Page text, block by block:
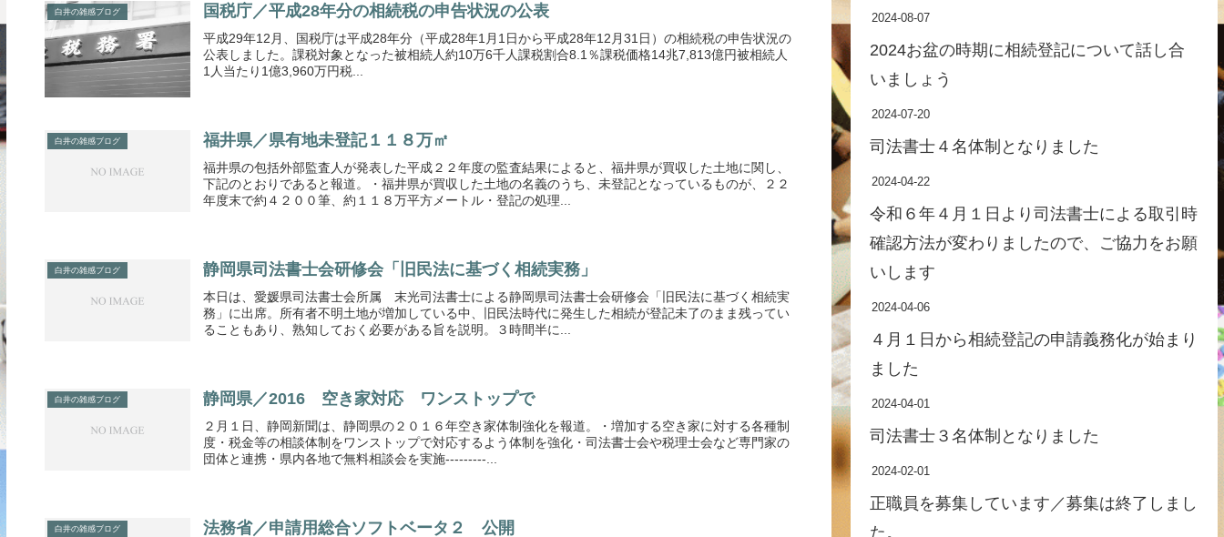
白井の雑感ブログ 国税庁／平成28年分の相続税の申告状況の公表
平成29年12月、国税庁は平成28年分（平成28年1月1日から平成28年12月31日）の相続税の申告状況の
公表しました。課税対象となった被相続人約10万6千人課税割合8.1％課税価格14兆7,813億円被相続人
1人当たり1億3,960万円税...
白井の雑感ブログ 福井県／県有地未登記１１８万㎡
福井県の包括外部監査人が発表した平成２２年度の監査結果によると、福井県が買収した土地に関し、
下記のとおりであると報道。・福井県が買収した土地の名義のうち、未登記となっているものが、２２
年度末で約４２００筆、約１１８万平方メートル・登記の処理...
白井の雑感ブログ 静岡県司法書士会研修会「旧民法に基づく相続実務」
本日は、愛媛県司法書士会所属 末光司法書士による静岡県司法書士会研修会「旧民法に基づく相続実
務」に出席。所有者不明土地が増加している中、旧民法時代に発生した相続が登記未了のまま残ってい
ることもあり、熟知しておく必要がある旨を説明。３時間半に...
白井の雑感ブログ 静岡県／2016 空き家対応 ワンストップで
２月１日、静岡新聞は、静岡県の２０１６年空き家体制強化を報道。・増加する空き家に対する各種制
度・税金等の相談体制をワンストップで対応するよう体制を強化・司法書士会や税理士会など専門家の
団体と連携・県内各地で無料相談会を実施---------...
白井の雑感ブログ 法務省／申請用総合ソフトベータ２ 公開
2024-08-07
2024お盆の時期に相続登記について話し合
いましょう
2024-07-20
司法書士４名体制となりました
2024-04-22
令和６年４月１日より司法書士による取引時
確認方法が変わりましたので、ご協力をお願
いします
2024-04-06
４月１日から相続登記の申請義務化が始まり
ました
2024-04-01
司法書士３名体制となりました
2024-02-01
正職員を募集しています／募集は終了しまし
た。